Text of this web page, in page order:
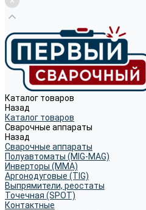
Каталог товаров
Назад
Каталог товаров
Сварочные аппараты
Назад
Сварочные аппараты
Полуавтоматы (MIG-MAG)
Инверторы (MMA)
Аргонодуговые (TIG)
Выпрямители, реостаты
Точечная (SPOT)
Контактные